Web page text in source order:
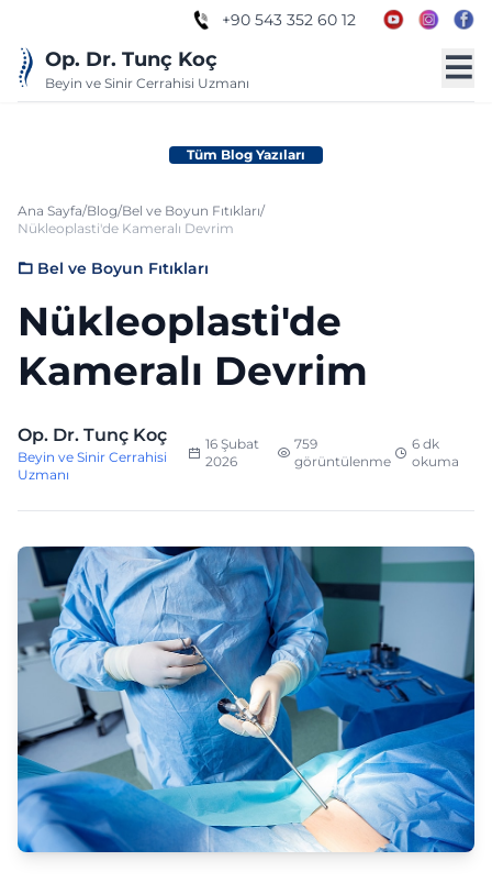
+90 543 352 60 12
Op. Dr. Tunç Koç
Beyin ve Sinir Cerrahisi Uzmanı
Tüm Blog Yazıları
Ana Sayfa/Blog/Bel ve Boyun Fıtıkları/
Nükleoplasti'de Kameralı Devrim
Bel ve Boyun Fıtıkları
Nükleoplasti'de
Kameralı Devrim
Op. Dr. Tunç Koç
Beyin ve Sinir Cerrahisi
Uzmanı
16 Şubat
2026
759
görüntülenme
6 dk
okuma